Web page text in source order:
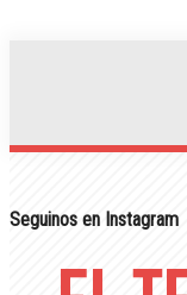
Seguinos en Instagram